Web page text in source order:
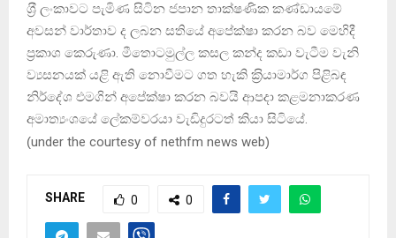
ශ‍්‍රී ලංකාවට පැමිණ සිටින ජපාන තාක්ෂණික කණ්ඩායමේ
අවසන් වාර්තාව ද ලබන සතියේ අපේක්ෂා කරන බව මෙහිදී
ප‍්‍රකාශ කෙරුණා. මීතොටමුල්ල කසල කන්ද කඩා වැටීම වැනි
ව්‍යසනයක් යළි ඇති නොවීමට ගත හැකි ක‍්‍රියාමාර්ග පිළිබඳ
නිර්දේශ එමගින් අපේක්ෂා කරන බවයි ආපදා කළමනාකරණ
අමාත්‍යංශයේ ලේකම්වරයා වැඩිදුරටත් කියා සිටියේ.
(under the courtesy of nethfm news web)
SHARE 0 0